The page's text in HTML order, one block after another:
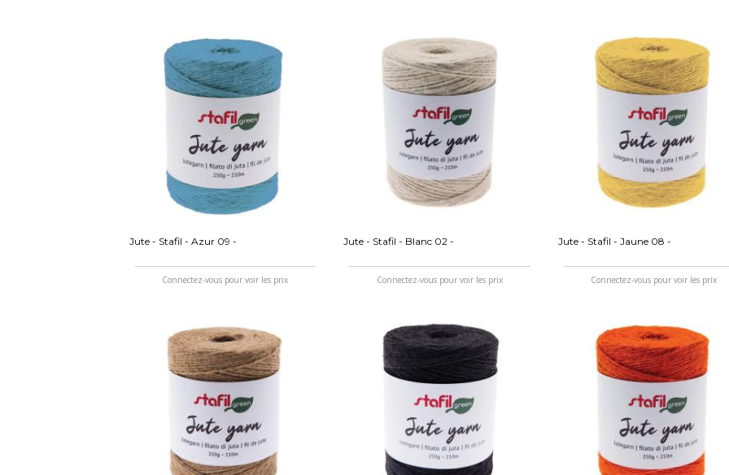
Jute - Stafil - Azur 09 -
Connectez-vous pour voir les prix
Jute - Stafil - Blanc 02 -
Connectez-vous pour voir les prix
Jute - Stafil - Jaune 08 -
Connectez-vous pour voir les prix